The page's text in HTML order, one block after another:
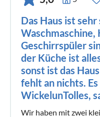
Das Haus ist
Waschmaschine,
Geschirrspüler
der Küche ist
sonst ist das
fehlt an nichts.
WickelunTolles,
Wir haben mit zwei